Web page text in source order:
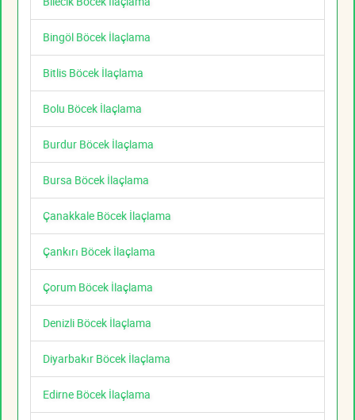
Bingöl Böcek İlaçlama
Bitlis Böcek İlaçlama
Bolu Böcek İlaçlama
Burdur Böcek İlaçlama
Bursa Böcek İlaçlama
Çanakkale Böcek İlaçlama
Çankırı Böcek İlaçlama
Çorum Böcek İlaçlama
Denizli Böcek İlaçlama
Diyarbakır Böcek İlaçlama
Edirne Böcek İlaçlama